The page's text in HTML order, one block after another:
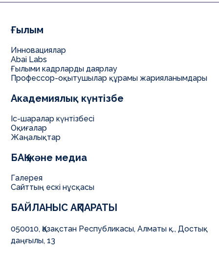
БАЙЛАНЫС АҚПАРАТЫ
050010, Қазақстан Республикасы, Алматы қ., Достық
даңғылы, 13
Ғылым
Инновациялар
Abai Labs
Ғылыми кадрларды даярлау
Профессор-оқытушылар құрамы жарияланымдары
Академиялық күнтізбе
Іс-шаралар күнтізбесі
Оқиғалар
Жаңалықтар
БАҚ және медиа
Галерея
Сайттың ескі нұсқасы